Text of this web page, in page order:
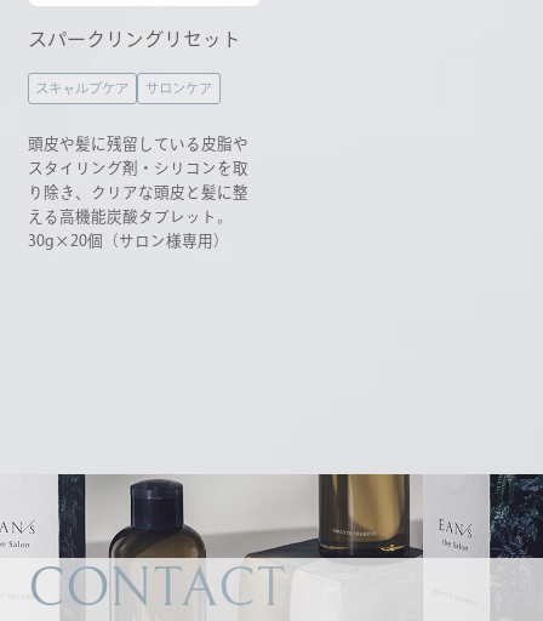
スパークリングリセット
スキャルプケア サロンケア
頭皮や髪に残留している皮脂や
スタイリング剤・シリコンを取
り除き、クリアな頭皮と髪に整
える高機能炭酸タブレット。
30g×20個（サロン様専用）
CONTACT